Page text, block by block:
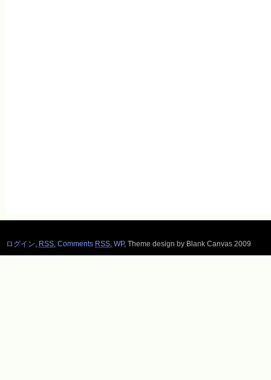
ログイン RSS Comments RSS WP, Theme design by Blank Canvas 2009